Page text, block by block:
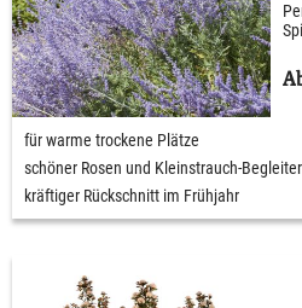
für warme trockene Plätze
schöner Rosen und Kleinstrauch-Begleiter
kräftiger Rückschnitt im Frühjahr